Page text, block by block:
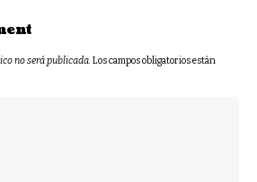
no será publicada. Los campos obligatorios están